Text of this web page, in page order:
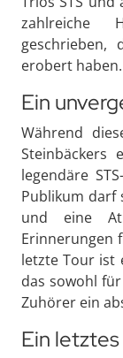
zahlreiche
erobert haben.
Ein
Während
Steinbäckers
legendäre
Publikum darf
und eine
Erinnerungen
letzte Tour ist
das sowohl
Zuhörer ein
Ein